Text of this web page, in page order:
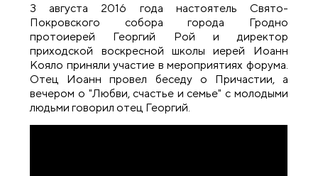
3 августа 2016 года настоятель Свято-
Покровского собора города Гродно
протоиерей Георгий Рой и директор
приходской воскресной школы иерей Иоанн
Кояло приняли участие в мероприятиях форума.
Отец Иоанн провел беседу о Причастии, а
вечером о "Любви, счастье и семье" с молодыми
людьми говорил отец Георгий.